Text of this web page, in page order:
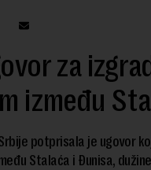
za
između
potprisala je ugovor
Stalaća i Đunisa,